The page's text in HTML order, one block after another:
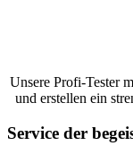
Unsere Profi-Tester
und erstellen ein
Service der